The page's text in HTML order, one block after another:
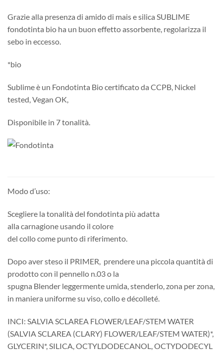
Grazie alla presenza di amido di mais e silica SUBLIME
fondotinta bio ha un buon effetto assorbente, regolarizza il
sebo in eccesso.
*bio
Sublime è un Fondotinta Bio certificato da CCPB, Nickel
tested, Vegan OK,
Disponibile in 7 tonalità.
Modo d’uso:
Scegliere la tonalità del fondotinta più adatta
alla carnagione usando il colore
del collo come punto di riferimento.
Dopo aver steso il PRIMER, prendere una piccola quantità di
prodotto con il pennello n.03 o la
spugna Blender leggermente umida, stenderlo, zona per zona,
in maniera uniforme su viso, collo e décolleté.
INCI: SALVIA SCLAREA FLOWER/LEAF/STEM WATER
(SALVIA SCLAREA (CLARY) FLOWER/LEAF/STEM WATER)*,
GLYCERIN*, SILICA, OCTYLDODECANOL, OCTYDODECYL